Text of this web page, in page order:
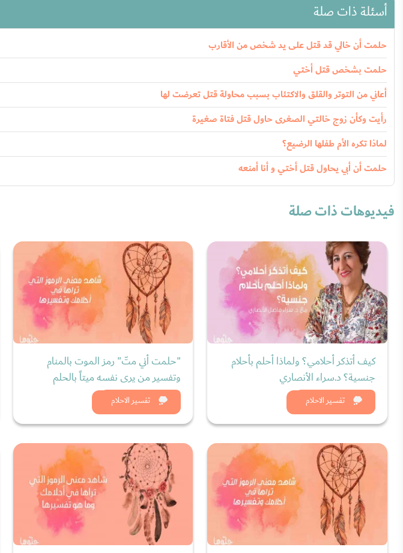
أسئلة ذات صلة
حلمت أن خالي قد قتل على يد شخص من الأقارب
حلمت بشخص قتل أختي
أعاني من التوتر والقلق والاكتئاب بسبب محاولة قتل تعرضت لها
رأيت وكأن زوج خالتي الصغرى حاول قتل فتاة صغيرة
لماذا تكره الأم طفلها الرضيع؟
حلمت أن أبي يحاول قتل أختي و أنا أمنعه
فيديوهات ذات صلة
تفسير الاحلام
كيف أتذكر أحلامي؟ ولماذا أحلم بأحلام
جنسية؟ د.سراء الأنصاري
شاهد الان
تفسير الاحلام
"حلمت أني متّ" رمز الموت بالمنام
وتفسير من يرى نفسه ميتاً بالحلم
شاهد الان